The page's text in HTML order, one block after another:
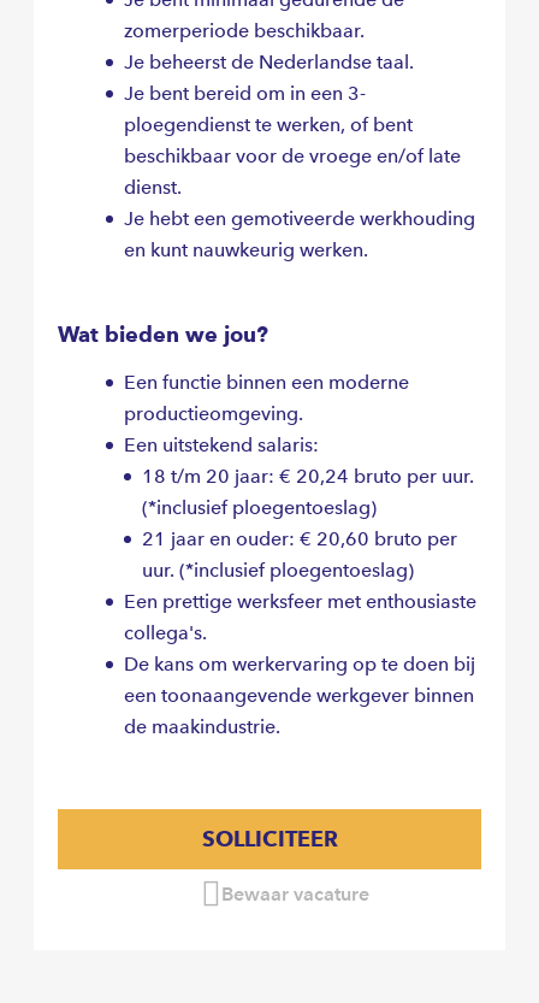
zomerperiode beschikbaar.
Je beheerst de Nederlandse taal.
Je bent bereid om in een 3-
ploegendienst te werken, of bent
beschikbaar voor de vroege en/of late
dienst.
Je hebt een gemotiveerde werkhouding
en kunt nauwkeurig werken.
Wat bieden we jou?
Een functie binnen een moderne
productieomgeving.
Een uitstekend salaris:
18 t/m 20 jaar: € 20,24 bruto per uur.
(*inclusief ploegentoeslag)
21 jaar en ouder: € 20,60 bruto per
uur. (*inclusief ploegentoeslag)
Een prettige werksfeer met enthousiaste
collega's.
De kans om werkervaring op te doen bij
een toonaangevende werkgever binnen
de maakindustrie.
SOLLICITEER
Bewaar vacature